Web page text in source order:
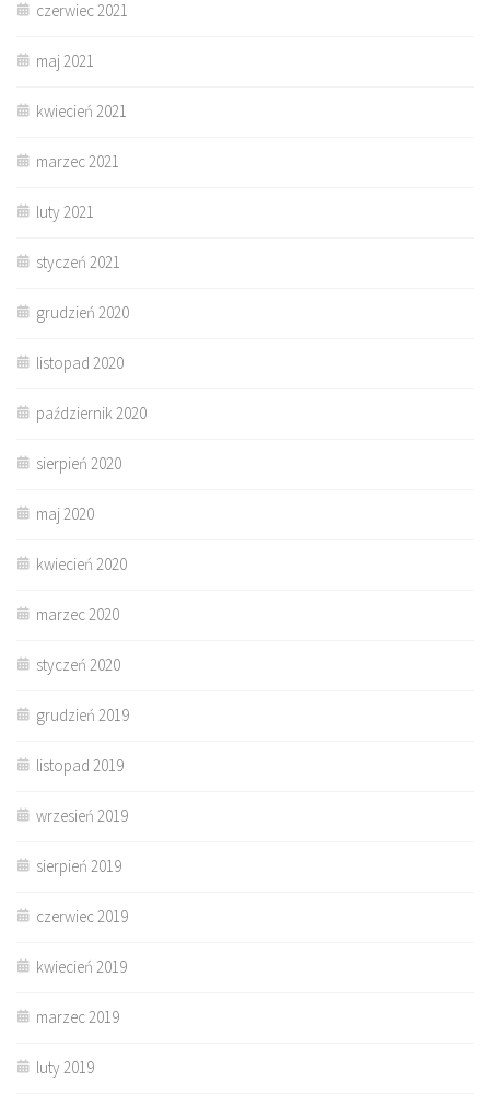
czerwiec 2021
maj 2021
kwiecień 2021
marzec 2021
luty 2021
styczeń 2021
grudzień 2020
listopad 2020
październik 2020
sierpień 2020
maj 2020
kwiecień 2020
marzec 2020
styczeń 2020
grudzień 2019
listopad 2019
wrzesień 2019
sierpień 2019
czerwiec 2019
kwiecień 2019
marzec 2019
luty 2019